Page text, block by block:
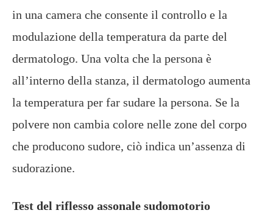
in una camera che consente il controllo e la
modulazione della temperatura da parte del
dermatologo. Una volta che la persona è
all’interno della stanza, il dermatologo aumenta
la temperatura per far sudare la persona. Se la
polvere non cambia colore nelle zone del corpo
che producono sudore, ciò indica un’assenza di
sudorazione.
Test del riflesso assonale sudomotorio